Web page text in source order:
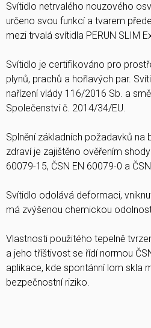
Svítidlo netrvalého nouzového
určeno svou funkcí a tvarem
mezi trvalá svítidla PERUN SLIM
Svítidlo je certifikováno pro
plynů, prachů a hořlavých par.
nařízení vlády 116/2016 Sb. a
Společenství č. 2014/34/EU.
Splnění základních požadavků na
zdraví je zajištěno ověřením
60079-15, ČSN EN 60079-0 a
Svítidlo odolává deformaci,
má zvýšenou chemickou
Vlastnosti použitého tepelně
a jeho tříštivost se řídí normou
aplikace, kde spontánní lom skla
bezpečnostní riziko.